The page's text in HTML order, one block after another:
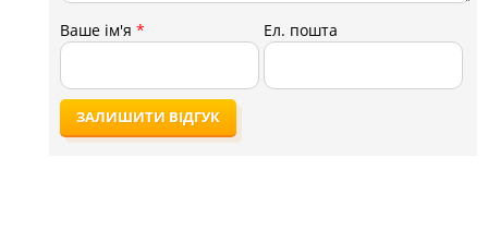
Ваше ім'я* Ел. пошта
ЗАЛИШИТИ ВІДГУК